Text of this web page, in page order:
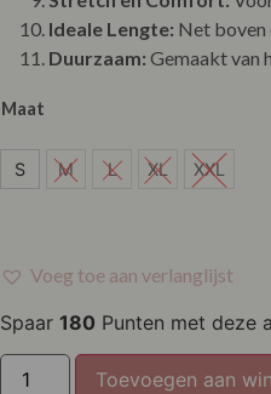
Ideale Lengte: Net boven
Duurzaam: Gemaakt van
Maat
S
S M L XL XXL
Voeg toe aan verlanglijst
Spaar 180 Punten met deze
Toevoegen aan